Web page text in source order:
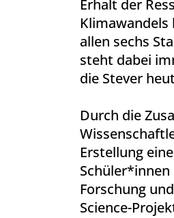
Erhalt der
Klimawandels
allen sechs
steht dabei
die Stever
Durch die
Erstellung
Forschung
Science-